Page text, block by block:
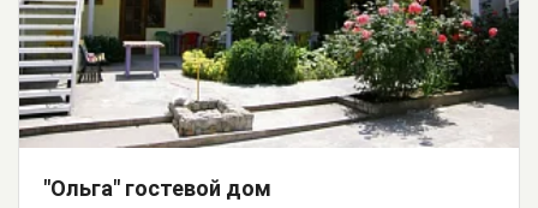
"Ольга" гостевой дом